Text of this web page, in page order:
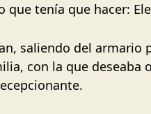
tenía que hacer:
saliendo del
con la que deseaba